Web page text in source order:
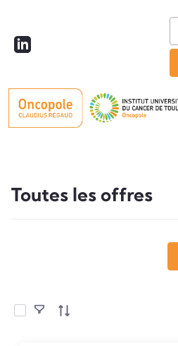
Toutes les offres
Sélectionner les éléments